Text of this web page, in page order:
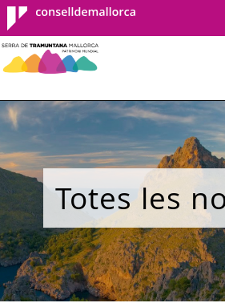
Consell de
Mallorca
Totes les